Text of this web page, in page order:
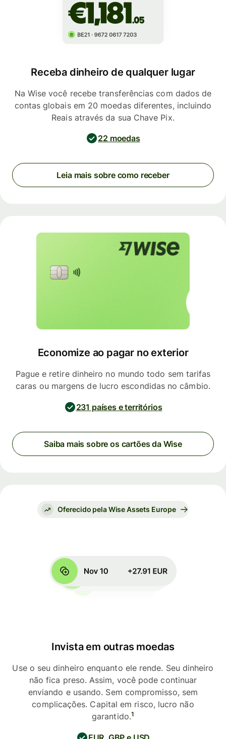
Receba dinheiro de qualquer lugar
Na Wise você recebe transferências com dados de
contas globais em 20 moedas diferentes, incluindo
Reais através da sua Chave Pix.
22 moedas
Leia mais sobre como receber
Economize ao pagar no exterior
Pague e retire dinheiro no mundo todo sem tarifas
caras ou margens de lucro escondidas no câmbio.
231 países e territórios
Saiba mais sobre os cartões da Wise
Oferecido pela Wise Assets Europe
Invista em outras moedas
Use o seu dinheiro enquanto ele rende. Seu dinheiro
não fica preso. Assim, você pode continuar
enviando e usando. Sem compromisso, sem
complicações. Capital em risco, lucro não
garantido.1